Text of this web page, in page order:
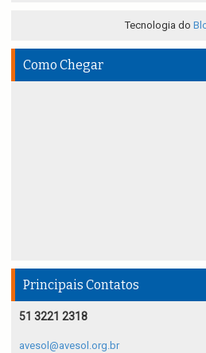
Tecnologia do
Como Chegar
Principais Contatos
51 3221 2318
avesol@avesol.org.br